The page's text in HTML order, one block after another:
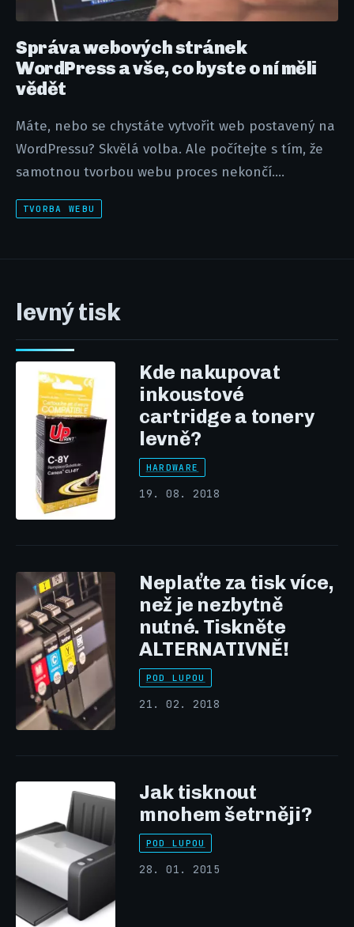
Správa webových stránek
WordPress a vše, co byste o ní měli
vědět
Máte, nebo se chystáte vytvořit web postavený na
WordPressu? Skvělá volba. Ale počítejte s tím, že
samotnou tvorbou webu proces nekončí....
TVORBA WEBU
levný tisk
Kde nakupovat
inkoustové
cartridge a tonery
levně?
HARDWARE
19. 08. 2018
Neplaťte za tisk více,
než je nezbytně
nutné. Tiskněte
ALTERNATIVNĚ!
POD LUPOU
21. 02. 2018
Jak tisknout
mnohem šetrněji?
POD LUPOU
28. 01. 2015